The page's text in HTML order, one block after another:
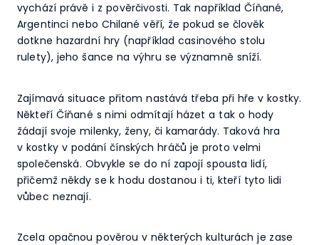
vychází právě i z pověrčivosti. Tak například Číňané,
Argentinci nebo Chilané věří, že pokud se člověk
dotkne hazardní hry (například casinového stolu
rulety), jeho šance na výhru se významně sníží.
Zajímavá situace přitom nastává třeba při hře v kostky.
Někteří Číňané s nimi odmítají házet a tak o hody
žádají svoje milenky, ženy, či kamarády. Taková hra
v kostky v podání čínských hráčů je proto velmi
společenská. Obvykle se do ní zapojí spousta lidí,
přičemž někdy se k hodu dostanou i ti, kteří tyto lidi
vůbec neznají.
Zcela opačnou pověrou v některých kulturách je zase